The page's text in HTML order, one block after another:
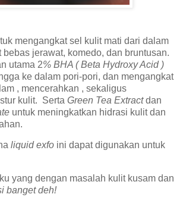
mengangkat sel kulit mati dari dalam
bebas jerawat, komedo, dan bruntusan.
utama 2% BHA ( Beta Hydroxy Acid )
ke dalam pori-pori, dan mengangkat
, mencerahkan , sekaligus
kulit. Serta Green Tea Extractdan
untuk meningkatkan hidrasi kulit dan
liquid exfo ini dapat digunakan untuk
yang dengan masalah kulit kusam dan
banget deh!